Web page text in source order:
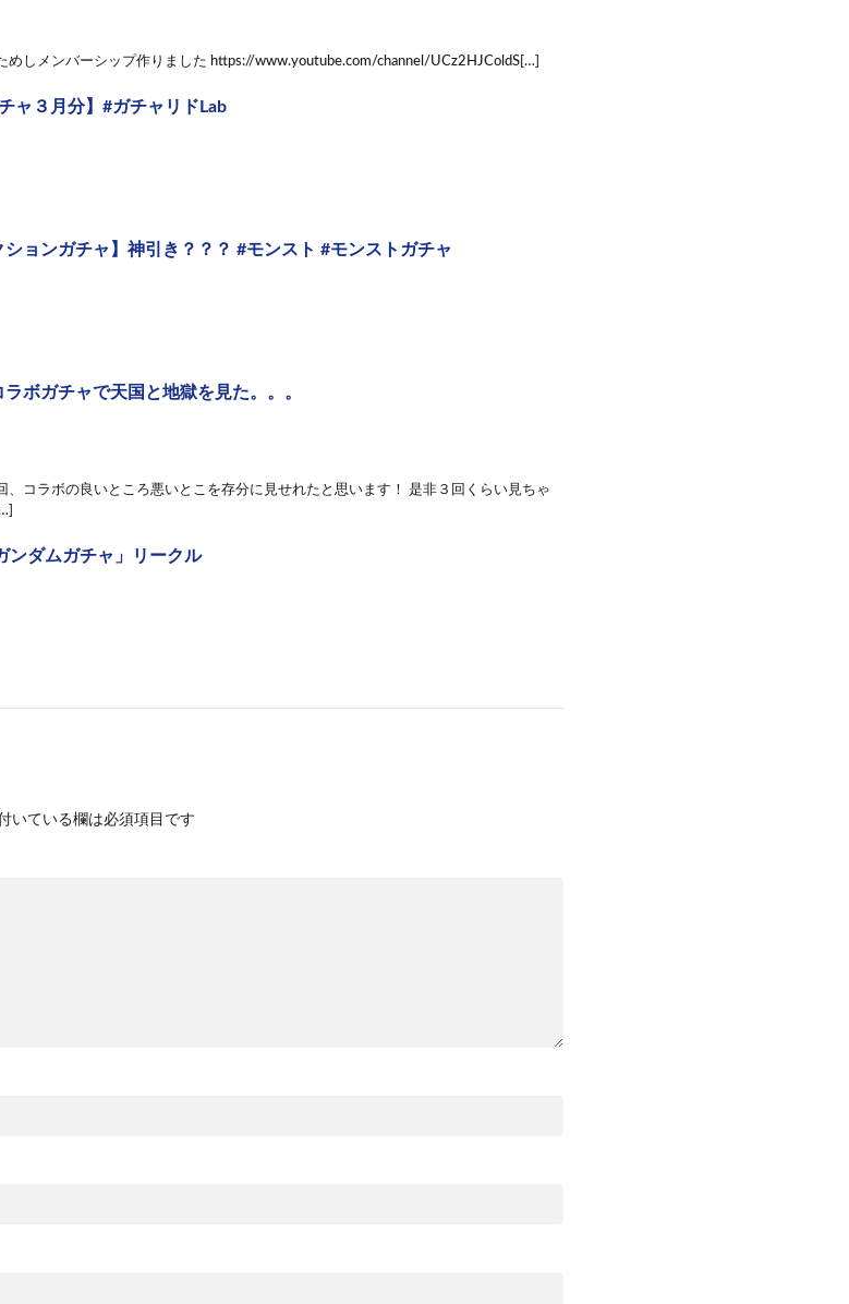
めしメンバーシップ作りました https://www.youtube.com/channel/UCz2HJColdS[…]
ャ３月分】#ガチャリドLab
ションガチャ】神引き？？？ #モンスト #モンストガチャ
ボガチャで天国と地獄を見た。。。
、コラボの良いところ悪いとこを存分に見せれたと思います！ 是非３回くらい見ちゃ
ンダムガチャ」リークル
いている欄は必須項目です